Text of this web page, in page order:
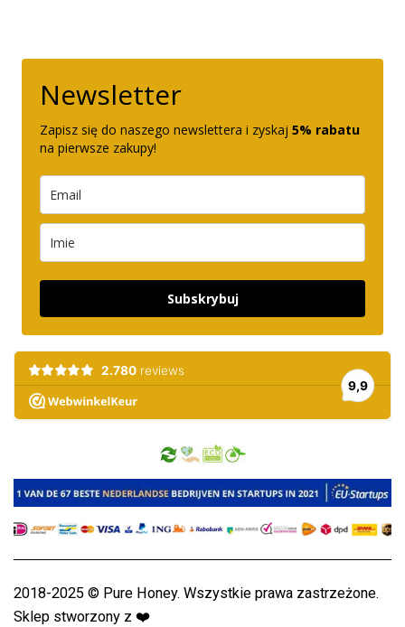
Newsletter
Zapisz się do naszego newslettera i zyskaj 5% rabatu
na pierwsze zakupy!
Subskrybuj
2018-2025 © Pure Honey. Wszystkie prawa zastrzeżone.
Sklep stworzony z ❤️